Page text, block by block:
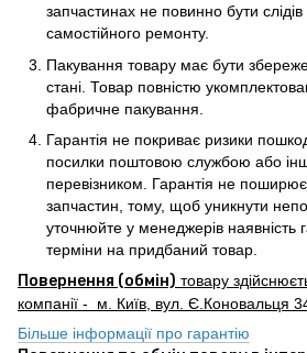
запчастинах не повинно бути
самостійного ремонту.
Пакування товару має бути
стані. Товар повністю
фабричне пакування.
Гарантія не покриває ризики
посилки поштовою службою або
перевізником. Гарантія не
запчастин, тому, щоб уникнути
уточнюйте у менеджерів наявність
терміни на придбаний товар.
Повернення (обмін) товару
компанії - м. Київ, вул. Є.Коновальця
Більше інформації про гарантію